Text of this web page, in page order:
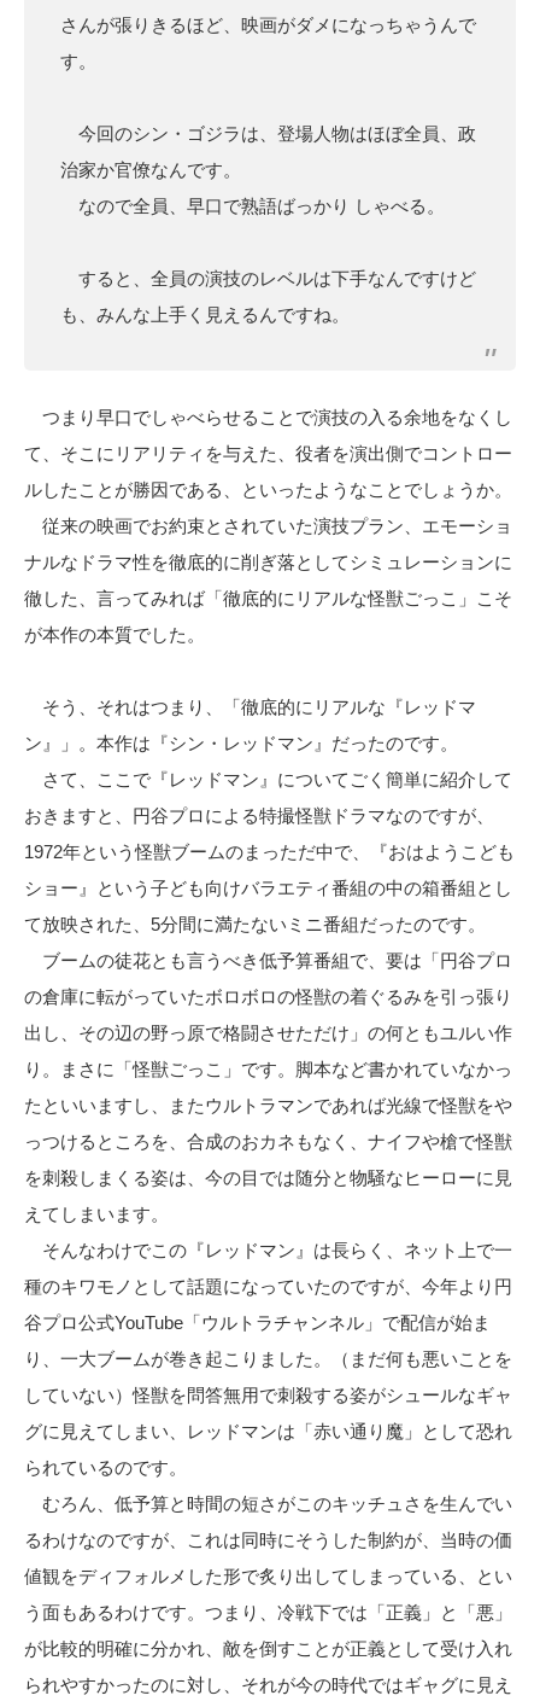
さんが張りきるほど、映画がダメになっちゃうんで
す。
今回のシン・ゴジラは、登場人物はほぼ全員、政
治家か官僚なんです。
なので全員、早口で熟語ばっかり しゃべる。
すると、全員の演技のレベルは下手なんですけど
も、みんな上手く見えるんですね。
つまり早口でしゃべらせることで演技の入る余地をなくし
て、そこにリアリティを与えた、役者を演出側でコントロー
ルしたことが勝因である、といったようなことでしょうか。
従来の映画でお約束とされていた演技プラン、エモーショ
ナルなドラマ性を徹底的に削ぎ落としてシミュレーションに
徹した、言ってみれば「徹底的にリアルな怪獣ごっこ」こそ
が本作の本質でした。
そう、それはつまり、「徹底的にリアルな『レッドマ
ン』」。本作は『シン・レッドマン』だったのです。
さて、ここで『レッドマン』についてごく簡単に紹介して
おきますと、円谷プロによる特撮怪獣ドラマなのですが、
1972年という怪獣ブームのまっただ中で、『おはようこども
ショー』という子ども向けバラエティ番組の中の箱番組とし
て放映された、5分間に満たないミニ番組だったのです。
ブームの徒花とも言うべき低予算番組で、要は「円谷プロ
の倉庫に転がっていたボロボロの怪獣の着ぐるみを引っ張り
出し、その辺の野っ原で格闘させただけ」の何ともユルい作
り。まさに「怪獣ごっこ」です。脚本など書かれていなかっ
たといいますし、またウルトラマンであれば光線で怪獣をや
っつけるところを、合成のおカネもなく、ナイフや槍で怪獣
を刺殺しまくる姿は、今の目では随分と物騒なヒーローに見
えてしまいます。
そんなわけでこの『レッドマン』は長らく、ネット上で一
種のキワモノとして話題になっていたのですが、今年より円
谷プロ公式YouTube「ウルトラチャンネル」で配信が始ま
り、一大ブームが巻き起こりました。（まだ何も悪いことを
していない）怪獣を問答無用で刺殺する姿がシュールなギャ
グに見えてしまい、レッドマンは「赤い通り魔」として恐れ
られているのです。
むろん、低予算と時間の短さがこのキッチュさを生んでい
るわけなのですが、これは同時にそうした制約が、当時の価
値観をディフォルメした形で炙り出してしまっている、とい
う面もあるわけです。つまり、冷戦下では「正義」と「悪」
が比較的明確に分かれ、敵を倒すことが正義として受け入れ
られやすかったのに対し、それが今の時代ではギャグに見え